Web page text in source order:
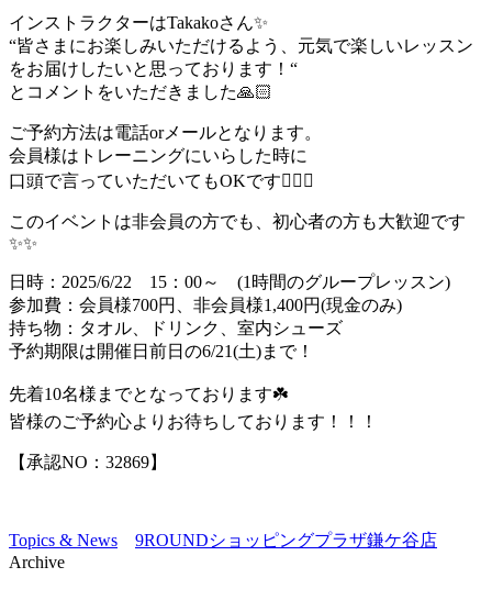
インストラクターはTakakoさん✨
“皆さまにお楽しみいただけるよう、元気で楽しいレッスン
をお届けしたいと思っております！“
とコメントをいただきました🙏🏻
ご予約方法は電話orメールとなります。
会員様はトレーニングにいらした時に
口頭で言っていただいてもOKです🙆🏻‍♀️
このイベントは非会員の方でも、初心者の方も大歓迎です
✨✨
日時：2025/6/22 15：00～ (1時間のグループレッスン)
参加費：会員様700円、非会員様1,400円(現金のみ)
持ち物：タオル、ドリンク、室内シューズ
予約期限は開催日前日の6/21(土)まで！
先着10名様までとなっております☘️
皆様のご予約心よりお待ちしております！！！
【承認NO：32869】
Topics & News
9ROUNDショッピングプラザ鎌ケ谷店
Archive